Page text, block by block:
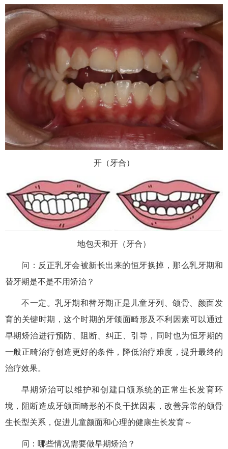
开（牙合）
地包天和开（牙合）
问：反正乳牙会被新长出来的恒牙换掉，那么乳牙期和
替牙期是不是不用矫治？
不一定。乳牙期和替牙期正是儿童牙列、颌骨、颜面发
育的关键时期，这个时期的牙颌面畸形及不利因素可以通过
早期矫治进行预防、阻断、纠正、引导，同时也为恒牙期的
一般正畸治疗创造更好的条件，降低治疗难度，提升最终的
治疗效果。
早期矫治可以维护和创建口颌系统的正常生长发育环
境，阻断造成牙颌面畸形的不良干扰因素，改善异常的颌骨
生长型关系，促进儿童颜面和心理的健康生长发育～
问：哪些情况需要做早期矫治？